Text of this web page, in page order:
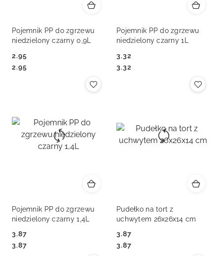
Pojemnik PP do zgrzewu
niedzielony czarny 0,9L
Cena:
2.95
Cena:
2.95
Pojemnik PP do zgrzewu
niedzielony czarny 1L
Cena:
3.32
Cena:
3.32
Pojemnik PP do zgrzewu
niedzielony czarny 1,4L
Cena:
3.87
Cena:
3.87
Pudełko na tort z
uchwytem 26x26x14 cm
Cena:
3.87
Cena:
3.87